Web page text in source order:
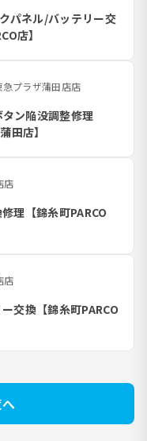
パネル/バッテリー交
店】
急プラザ蒲田店店
ン陥没調整修理
田店】
店
理【錦糸町PARCO
店
交換【錦糸町PARCO